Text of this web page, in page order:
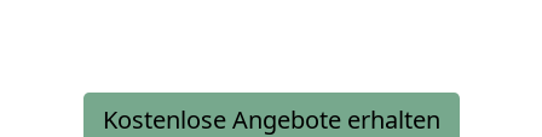
Kostenlose Angebote erhalten